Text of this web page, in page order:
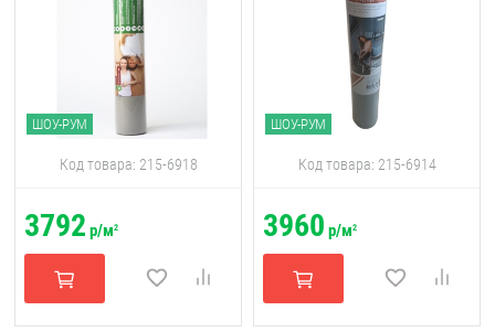
ШОУ-РУМ
Код товара: 215-6918
3792 р/м2
ШОУ-РУМ
Код товара: 215-6914
3960 р/м2